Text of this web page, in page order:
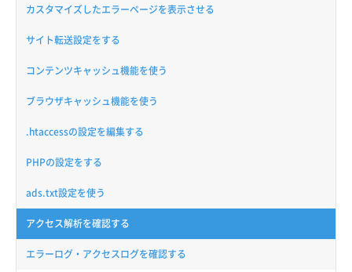
カスタマイズしたエラーページを表示させる
サイト転送設定をする
コンテンツキャッシュ機能を使う
ブラウザキャッシュ機能を使う
.htaccessの設定を編集する
PHPの設定をする
ads.txt設定を使う
アクセス解析を確認する
エラーログ・アクセスログを確認する